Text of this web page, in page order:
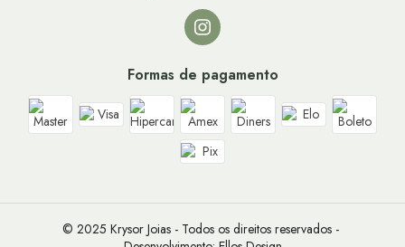
Formas de pagamento
© 2025 Krysor Joias - Todos os direitos reservados -